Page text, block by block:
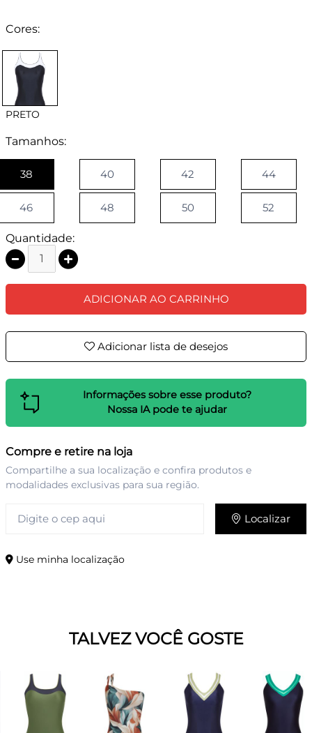
Cores:
PRETO
Tamanhos:
38 40 42 44
46 48 50 52
Quantidade:
ADICIONAR AO CARRINHO
Adicionar lista de desejos
Informações sobre esse produto?
Nossa IA pode te ajudar
Compre e retire na loja
Compartilhe a sua localização e confira produtos e
modalidades exclusivas para sua região.
Localizar
Use minha localização
TALVEZ VOCÊ GOSTE